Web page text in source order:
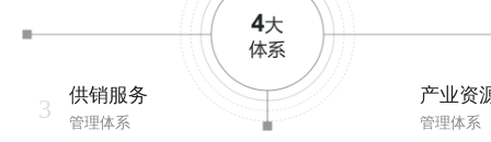
3 供销服务
管理体系
产业资
管理体系